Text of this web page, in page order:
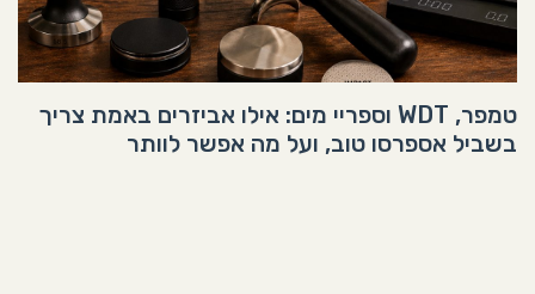
טמפר, WDT וספריי מים: אילו אביזרים באמת צריך
בשביל אספרסו טוב, ועל מה אפשר לוותר